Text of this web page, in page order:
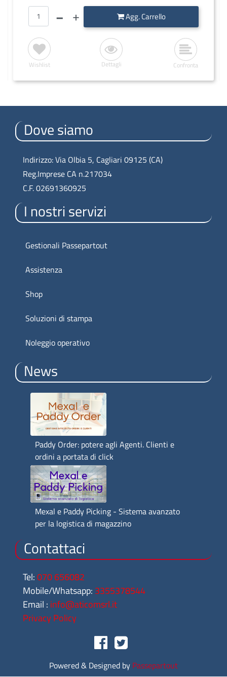
QuantitàAgg. Carrello
Wishlist Dettagli Confronta
Dove siamo
Indirizzo: Via Olbia 5, Cagliari 09125 (CA)
Reg.Imprese CA n.217034
C.F. 02691360925
I nostri servizi
Gestionali Passepartout
Assistenza
Shop
Soluzioni di stampa
Noleggio operativo
News
Paddy Order: potere agli Agenti. Clienti e
ordini a portata di click
Mexal e Paddy Picking - Sistema avanzato
per la logistica di magazzino
Contattaci
Tel:070 656082
Mobile/Whatsapp: 3355378544
Email : info@aticomsrl.it
Privacy Policy
Facebook
Powered & Designed by Passepartout